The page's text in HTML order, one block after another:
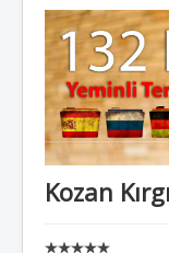
Anasayfa
Kurumsal
Neler
İletişim
Kozan